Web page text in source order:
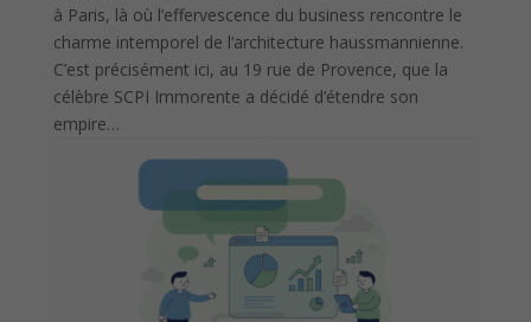
à Paris, là où l’effervescence du business rencontre le
charme intemporel de l’architecture haussmannienne.
C’est précisément ici, au 19 rue de Provence, que la
célèbre SCPI Immorente a décidé d’étendre son
empire…